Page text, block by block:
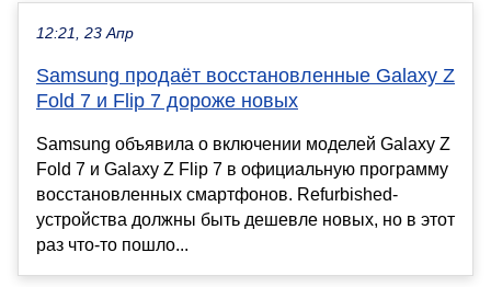
12:21, 23 Апр
Samsung продаёт восстановленные Galaxy Z
Fold 7 и Flip 7 дороже новых
Samsung объявила о включении моделей Galaxy Z
Fold 7 и Galaxy Z Flip 7 в официальную программу
восстановленных смартфонов. Refurbished-
устройства должны быть дешевле новых, но в этот
раз что-то пошло...